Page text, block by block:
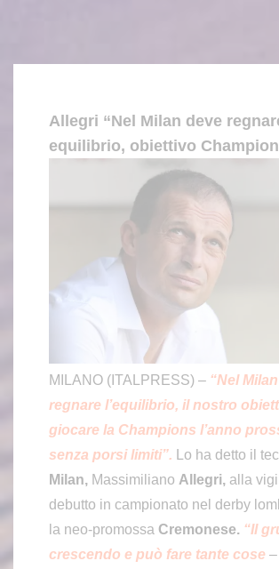
Allegri “Nel Milan deve
equilibrio, obiettivo
MILANO (ITALPRESS) – “Nel
regnare l’equilibrio, il nostro
giocare la Champions l’anno
senza porsi limiti”. Lo ha detto il
Milan, Massimiliano Allegri, alla
debutto in campionato nel derby
la neo-promossa Cremonese. “Il
crescendo e può fare tante cose